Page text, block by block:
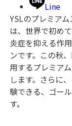
Line
YSLのプレミア
は、世界で初め
炎症を抑える作
ンです。この秋
用するプレミア
します。さらに
験できる、ゴー
す。